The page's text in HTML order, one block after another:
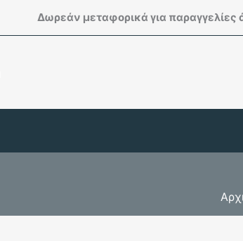
Δωρεάν μεταφορικά για